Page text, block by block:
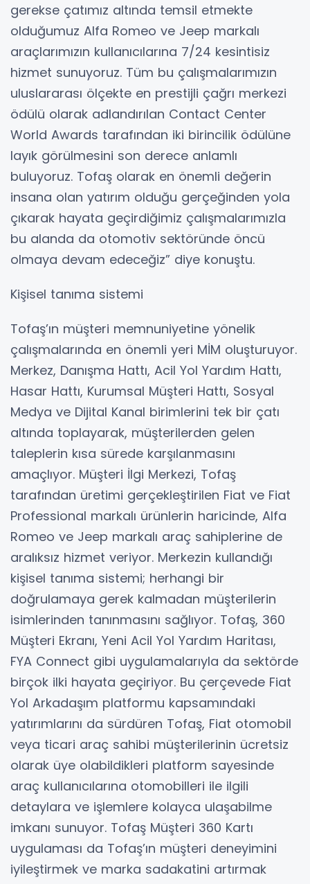
gerekse çatımız altında temsil etmekte
olduğumuz Alfa Romeo ve Jeep markalı
araçlarımızın kullanıcılarına 7/24 kesintisiz
hizmet sunuyoruz. Tüm bu çalışmalarımızın
uluslararası ölçekte en prestijli çağrı merkezi
ödülü olarak adlandırılan Contact Center
World Awards tarafından iki birincilik ödülüne
layık görülmesini son derece anlamlı
buluyoruz. Tofaş olarak en önemli değerin
insana olan yatırım olduğu gerçeğinden yola
çıkarak hayata geçirdiğimiz çalışmalarımızla
bu alanda da otomotiv sektöründe öncü
olmaya devam edeceğiz” diye konuştu.
Kişisel tanıma sistemi
Tofaş’ın müşteri memnuniyetine yönelik
çalışmalarında en önemli yeri MİM oluşturuyor.
Merkez, Danışma Hattı, Acil Yol Yardım Hattı,
Hasar Hattı, Kurumsal Müşteri Hattı, Sosyal
Medya ve Dijital Kanal birimlerini tek bir çatı
altında toplayarak, müşterilerden gelen
taleplerin kısa sürede karşılanmasını
amaçlıyor. Müşteri İlgi Merkezi, Tofaş
tarafından üretimi gerçekleştirilen Fiat ve Fiat
Professional markalı ürünlerin haricinde, Alfa
Romeo ve Jeep markalı araç sahiplerine de
aralıksız hizmet veriyor. Merkezin kullandığı
kişisel tanıma sistemi; herhangi bir
doğrulamaya gerek kalmadan müşterilerin
isimlerinden tanınmasını sağlıyor. Tofaş, 360
Müşteri Ekranı, Yeni Acil Yol Yardım Haritası,
FYA Connect gibi uygulamalarıyla da sektörde
birçok ilki hayata geçiriyor. Bu çerçevede Fiat
Yol Arkadaşım platformu kapsamındaki
yatırımlarını da sürdüren Tofaş, Fiat otomobil
veya ticari araç sahibi müşterilerinin ücretsiz
olarak üye olabildikleri platform sayesinde
araç kullanıcılarına otomobilleri ile ilgili
detaylara ve işlemlere kolayca ulaşabilme
imkanı sunuyor. Tofaş Müşteri 360 Kartı
uygulaması da Tofaş’ın müşteri deneyimini
iyileştirmek ve marka sadakatini artırmak